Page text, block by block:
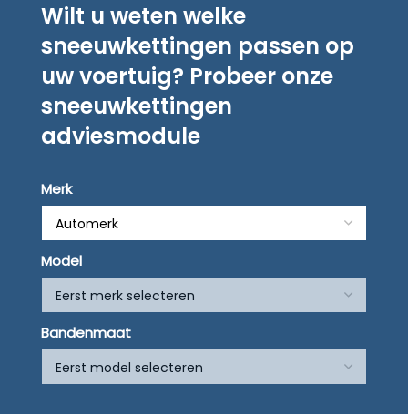
Wilt u weten welke
sneeuwkettingen passen op
uw voertuig? Probeer onze
sneeuwkettingen
adviesmodule
Merk
Model
Bandenmaat